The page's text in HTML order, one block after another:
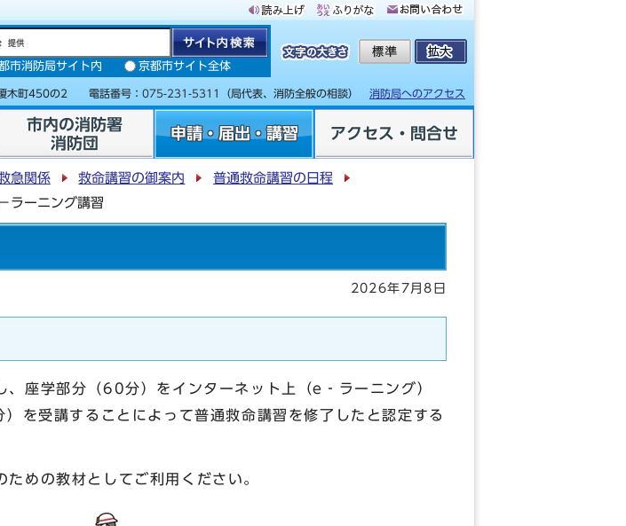
市消防局サイト内 京都市サイト全体
木町450の2 電話番号： 075-231-5311 （局代表、消防全般の相談） 消防局へのアクセス
市内の消防署
消防団
申請・届出・講習 アクセス・問合せ
急関係 救命講習の御案内
普通救命講習の日程
ラーニング講習
2026年7月8日
座学部分（60分）をインターネット上（e‐ラーニング）
を受講することによって普通救命講習を修了したと認定する
めの教材としてご利用ください。